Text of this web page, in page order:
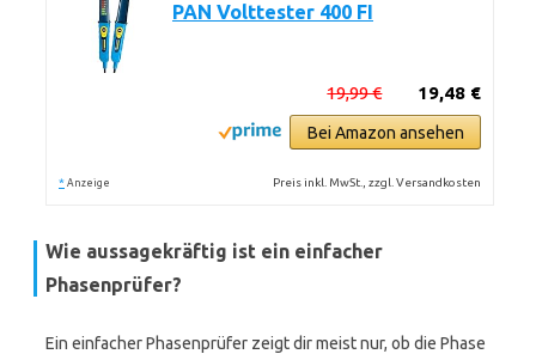
PAN Volttester 400 FI
19,48 €
19,99 €
Bei Amazon ansehen
* Anzeige Preis inkl. MwSt., zzgl. Versandkosten
Wie aussagekräftig ist ein einfacher
Phasenprüfer?
Ein einfacher Phasenprüfer zeigt dir meist nur, ob die Phase